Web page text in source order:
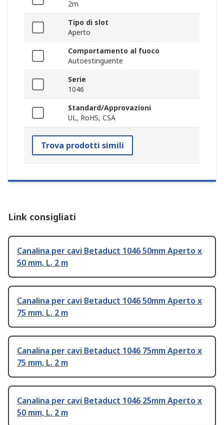
2m
Tipo di slot
Aperto
Comportamento al fuoco
Autoestinguente
Serie
1046
Standard/Approvazioni
UL, RoHS, CSA
Trova prodotti simili
Link consigliati
Canalina per cavi Betaduct 1046 50mm Aperto x
50 mm, L. 2 m
Canalina per cavi Betaduct 1046 50mm Aperto x
75 mm, L. 2 m
Canalina per cavi Betaduct 1046 75mm Aperto x
75 mm, L. 2 m
Canalina per cavi Betaduct 1046 25mm Aperto x
50 mm, L. 2 m